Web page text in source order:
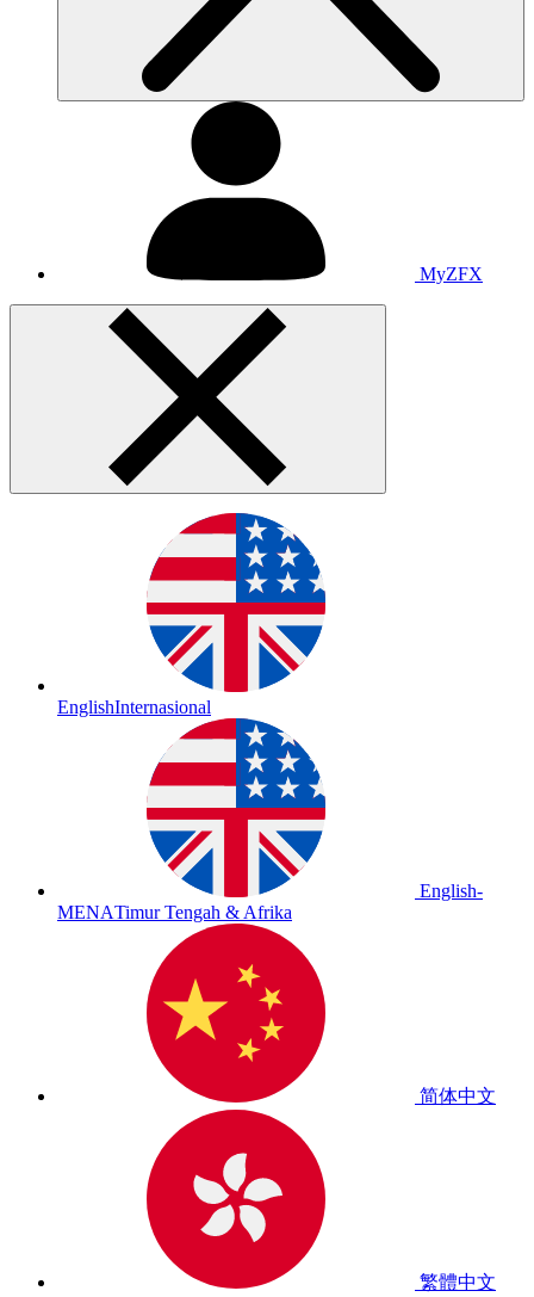
MyZFX
EnglishInternasional
English-
MENATimur Tengah & Afrika
简体中文
繁體中文